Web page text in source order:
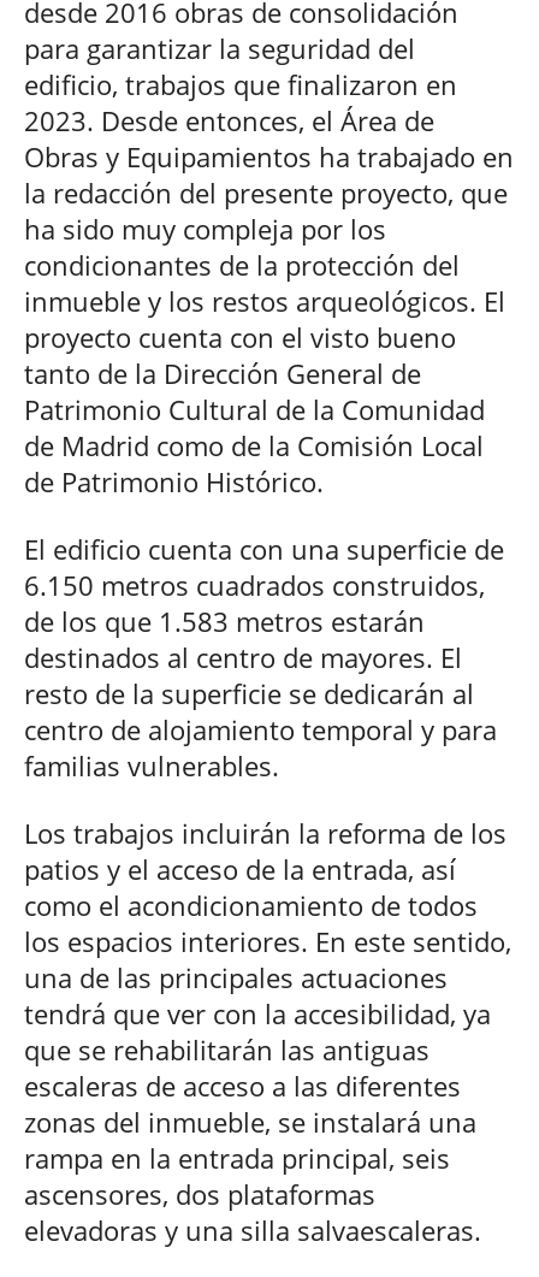
desde 2016 obras de consolidación
para garantizar la seguridad del
edificio, trabajos que finalizaron en
2023. Desde entonces, el Área de
Obras y Equipamientos ha trabajado en
la redacción del presente proyecto, que
ha sido muy compleja por los
condicionantes de la protección del
inmueble y los restos arqueológicos. El
proyecto cuenta con el visto bueno
tanto de la Dirección General de
Patrimonio Cultural de la Comunidad
de Madrid como de la Comisión Local
de Patrimonio Histórico.
El edificio cuenta con una superficie de
6.150 metros cuadrados construidos,
de los que 1.583 metros estarán
destinados al centro de mayores. El
resto de la superficie se dedicarán al
centro de alojamiento temporal y para
familias vulnerables.
Los trabajos incluirán la reforma de los
patios y el acceso de la entrada, así
como el acondicionamiento de todos
los espacios interiores. En este sentido,
una de las principales actuaciones
tendrá que ver con la accesibilidad, ya
que se rehabilitarán las antiguas
escaleras de acceso a las diferentes
zonas del inmueble, se instalará una
rampa en la entrada principal, seis
ascensores, dos plataformas
elevadoras y una silla salvaescaleras.